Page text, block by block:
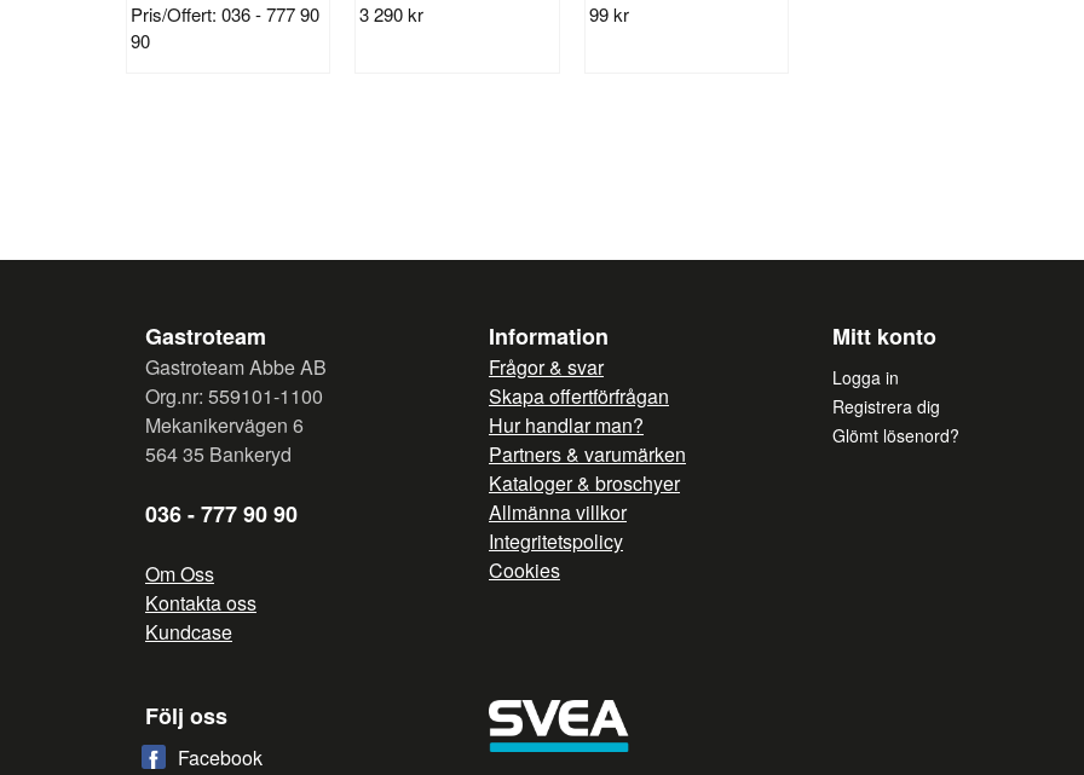
Pris/Offert: 036 - 777 90
90
3 290 kr 99 kr
Gastroteam
Gastroteam Abbe AB
Org.nr: 559101-1100
Mekanikervägen 6
564 35 Bankeryd
036 - 777 90 90
Om Oss
Kontakta oss
Kundcase
Information
Frågor & svar
Skapa offertförfrågan
Hur handlar man?
Partners & varumärken
Kataloger & broschyer
Allmänna villkor
Integritetspolicy
Cookies
Mitt konto
Logga in
Registrera dig
Glömt lösenord?
Följ oss
Facebook